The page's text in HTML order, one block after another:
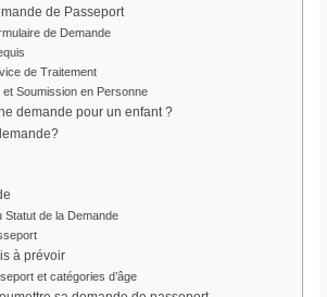
de Passeport
de Demande
de Traitement
Soumission en Personne
demande pour un enfant ?
Statut de la Demande
à prévoir
et catégories d’âge